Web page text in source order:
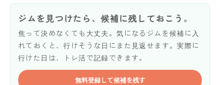
ジムを見つけたら、候補に残しておこう。
焦って決めなくても大丈夫。気になるジムを候補に入
れておくと、行けそうな日にまた見返せます。実際に
行けた日は、トレ活で記録できます。
無料登録して候補を残す